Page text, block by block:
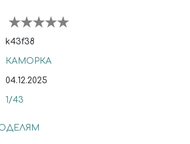
k43f38
КАМОРКА
04.12.2025
1/43